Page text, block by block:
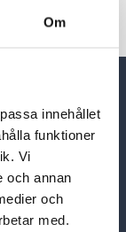
Om
innehållet
funktioner
Vi
och annan
och
med.